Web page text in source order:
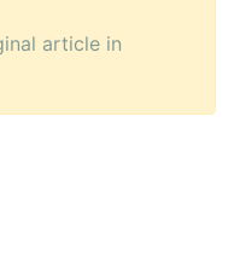
article in